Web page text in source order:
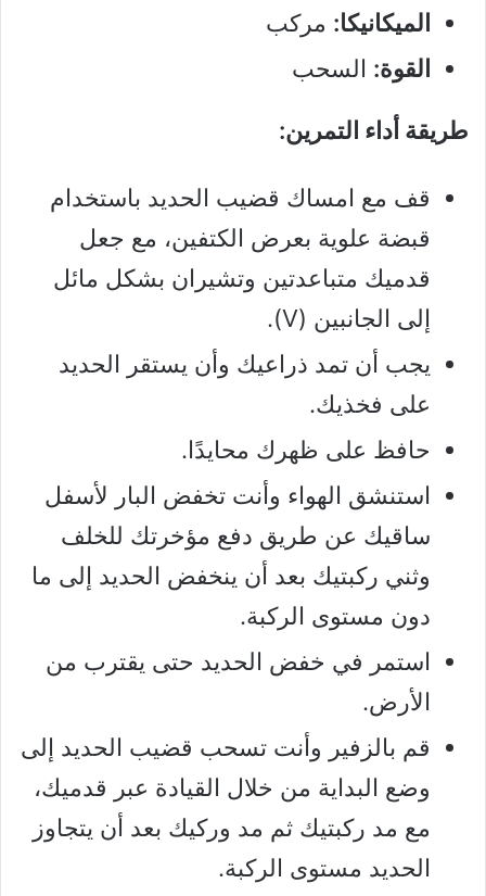
الميكانيكا: مركب
القوة: السحب
طريقة أداء التمرين:
قف مع امساك قضيب الحديد باستخدام
قبضة علوية بعرض الكتفين، مع جعل
قدميك متباعدتين وتشيران بشكل مائل
إلى الجانبين (V).
يجب أن تمد ذراعيك وأن يستقر الحديد
على فخذيك.
حافظ على ظهرك محايدًا.
استنشق الهواء وأنت تخفض البار لأسفل
ساقيك عن طريق دفع مؤخرتك للخلف
وثني ركبتيك بعد أن ينخفض الحديد إلى ما
دون مستوى الركبة.
استمر في خفض الحديد حتى يقترب من
الأرض.
قم بالزفير وأنت تسحب قضيب الحديد إلى
وضع البداية من خلال القيادة عبر قدميك،
مع مد ركبتيك ثم مد وركيك بعد أن يتجاوز
الحديد مستوى الركبة.